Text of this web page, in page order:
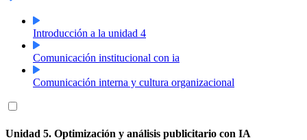
Introducción a la unidad 4
Comunicación institucional con ia
Comunicación interna y cultura organizacional
Unidad 5. Optimización y análisis publicitario con IA